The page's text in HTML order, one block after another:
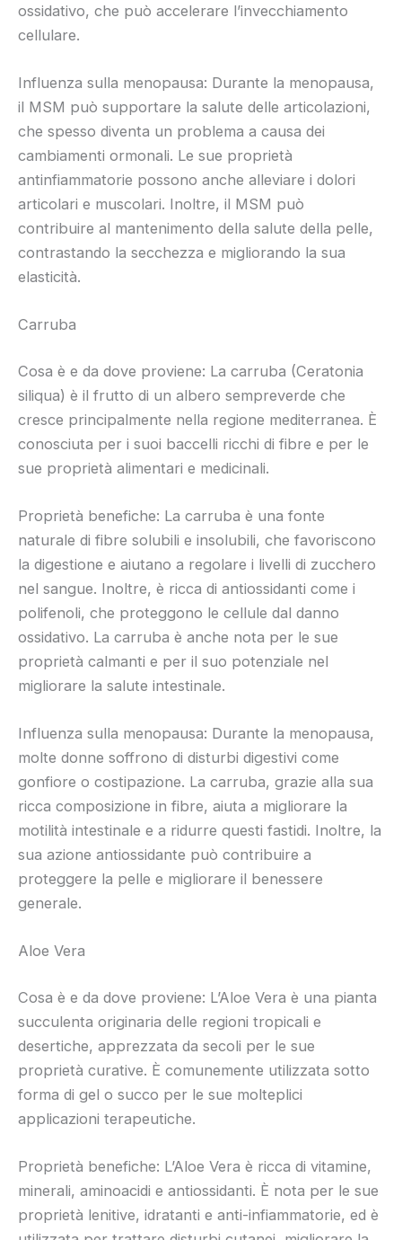
ossidativo, che può accelerare l’invecchiamento
cellulare.
Influenza sulla menopausa: Durante la menopausa,
il MSM può supportare la salute delle articolazioni,
che spesso diventa un problema a causa dei
cambiamenti ormonali. Le sue proprietà
antinfiammatorie possono anche alleviare i dolori
articolari e muscolari. Inoltre, il MSM può
contribuire al mantenimento della salute della pelle,
contrastando la secchezza e migliorando la sua
elasticità.
Carruba
Cosa è e da dove proviene: La carruba (Ceratonia
siliqua) è il frutto di un albero sempreverde che
cresce principalmente nella regione mediterranea. È
conosciuta per i suoi baccelli ricchi di fibre e per le
sue proprietà alimentari e medicinali.
Proprietà benefiche: La carruba è una fonte
naturale di fibre solubili e insolubili, che favoriscono
la digestione e aiutano a regolare i livelli di zucchero
nel sangue. Inoltre, è ricca di antiossidanti come i
polifenoli, che proteggono le cellule dal danno
ossidativo. La carruba è anche nota per le sue
proprietà calmanti e per il suo potenziale nel
migliorare la salute intestinale.
Influenza sulla menopausa: Durante la menopausa,
molte donne soffrono di disturbi digestivi come
gonfiore o costipazione. La carruba, grazie alla sua
ricca composizione in fibre, aiuta a migliorare la
motilità intestinale e a ridurre questi fastidi. Inoltre, la
sua azione antiossidante può contribuire a
proteggere la pelle e migliorare il benessere
generale.
Aloe Vera
Cosa è e da dove proviene: L’Aloe Vera è una pianta
succulenta originaria delle regioni tropicali e
desertiche, apprezzata da secoli per le sue
proprietà curative. È comunemente utilizzata sotto
forma di gel o succo per le sue molteplici
applicazioni terapeutiche.
Proprietà benefiche: L’Aloe Vera è ricca di vitamine,
minerali, aminoacidi e antiossidanti. È nota per le sue
proprietà lenitive, idratanti e anti-infiammatorie, ed è